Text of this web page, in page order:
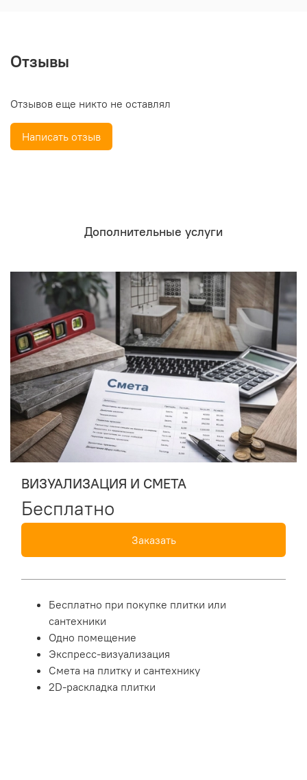
Отзывы
Отзывов еще никто не оставлял
Написать отзыв
Дополнительные услуги
ВИЗУАЛИЗАЦИЯ И СМЕТА
Бесплатно
Заказать
Бесплатно при покупке плитки или
сантехники
Одно помещение
Экспресс-визуализация
Смета на плитку и сантехнику
2D-раскладка плитки